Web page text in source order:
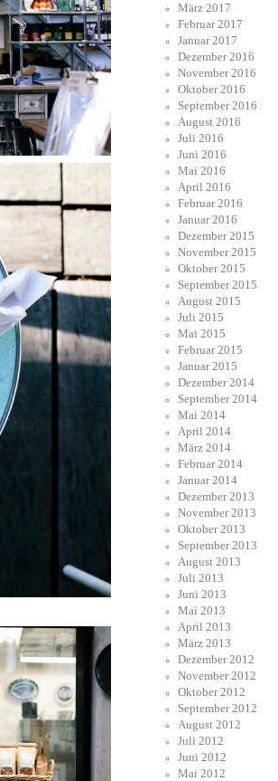
März 2017
Februar 2017
Januar 2017
Dezember 2016
November 2016
Oktober 2016
September 2016
August 2016
Juli 2016
Juni 2016
Mai 2016
April 2016
Februar 2016
Januar 2016
Dezember 2015
November 2015
Oktober 2015
September 2015
August 2015
Juli 2015
Mai 2015
Februar 2015
Januar 2015
Dezember 2014
September 2014
Mai 2014
April 2014
März 2014
Februar 2014
Januar 2014
Dezember 2013
November 2013
Oktober 2013
September 2013
August 2013
Juli 2013
Juni 2013
Mai 2013
April 2013
März 2013
Dezember 2012
November 2012
Oktober 2012
September 2012
August 2012
Juli 2012
Juni 2012
Mai 2012